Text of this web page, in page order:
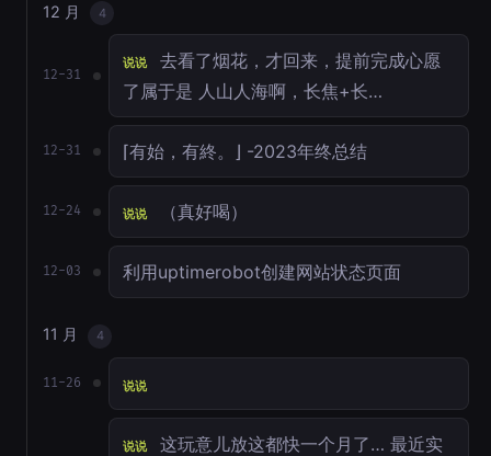
12 月 4
12-31
说说
去看了烟花，才回来，提前完成心愿
了属于是 人山人海啊，长焦+长…
12-31 ⌈有始，有終。⌋ -2023年终总结
12-24 说说 （真好喝）
12-03 利用uptimerobot创建网站状态页面
11 月 4
11-26 说说
说说
这玩意儿放这都快一个月了… 最近实